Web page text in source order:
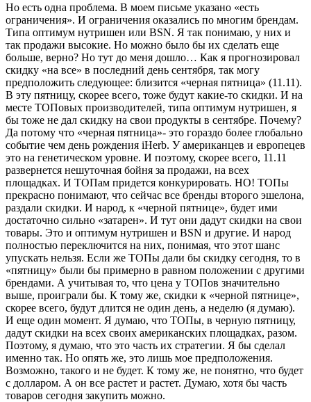
Но есть одна проблема. В моем письме указано «есть
ограничения». И ограничения оказались по многим брендам.
Типа оптимум нутришен или BSN. Я так понимаю, у них и
так продажи высокие. Но можно было бы их сделать еще
больше, верно? Но тут до меня дошло… Как я прогнозировал
скидку «на все» в последний день сентября, так могу
предположить следующее: близится «черная пятница» (11.11).
В эту пятницу, скорее всего, тоже будут какие-то скидки. И на
месте ТОПовых производителей, типа оптимум нутришен, я
бы тоже не дал скидку на свои продукты в сентябре. Почему?
Да потому что «черная пятница»- это гораздо более глобально
событие чем день рождения iHerb. У американцев и европецев
это на генетическом уровне. И поэтому, скорее всего, 11.11
развернется нешуточная бойня за продажи, на всех
площадках. И ТОПам придется конкурировать. НО! ТОПы
прекрасно понимают, что сейчас все бренды второго эшелона,
раздали скидки. И народ, к «черной пятнице», будет ими
достаточно сильно «затарен». И тут они дадут скидки на свои
товары. Это и оптимум нутришен и BSN и другие. И народ
полностью переключится на них, понимая, что этот шанс
упускать нельзя. Если же ТОПы дали бы скидку сегодня, то в
«пятницу» были бы примерно в равном положении с другими
брендами. А учитывая то, что цена у ТОПов значительно
выше, проиграли бы. К тому же, скидки к «черной пятнице»,
скорее всего, будут длится не один день, а неделю (я думаю).
И еще один момент. Я думаю, что ТОПы, в черную пятницу,
дадут скидки на всех своих американских площадках, разом.
Поэтому, я думаю, что это часть их стратегии. Я бы сделал
именно так. Но опять же, это лишь мое предположения.
Возможно, такого и не будет. К тому же, не понятно, что будет
с долларом. А он все растет и растет. Думаю, хотя бы часть
товаров сегодня закупить можно.